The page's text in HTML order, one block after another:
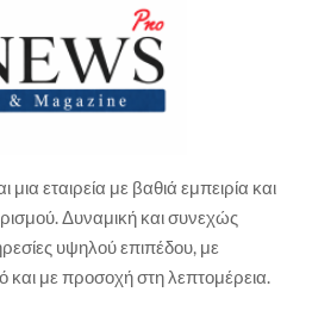
εταιρεία με βαθιά εμπειρία και
Δυναμική και συνεχώς
υψηλού επιπέδου, με
και με προσοχή στη λεπτομέρεια.